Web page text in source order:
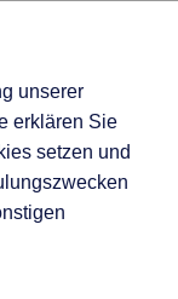
unserer
erklären Sie
setzen und